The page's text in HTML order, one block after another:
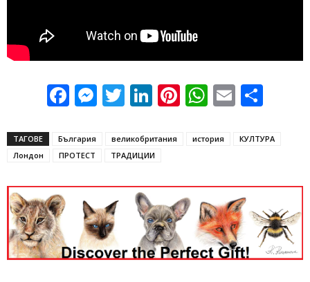
Facebook
Messenger
Twitter
LinkedIn
Pinterest
WhatsApp
Email
ТАГОВЕ България великобритания история
КУЛТУРА
Лондон
ПРОТЕСТ ТРАДИЦИИ